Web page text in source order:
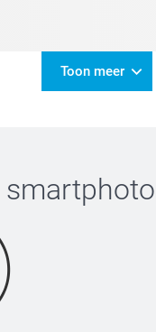
Toon meer
smartphoto